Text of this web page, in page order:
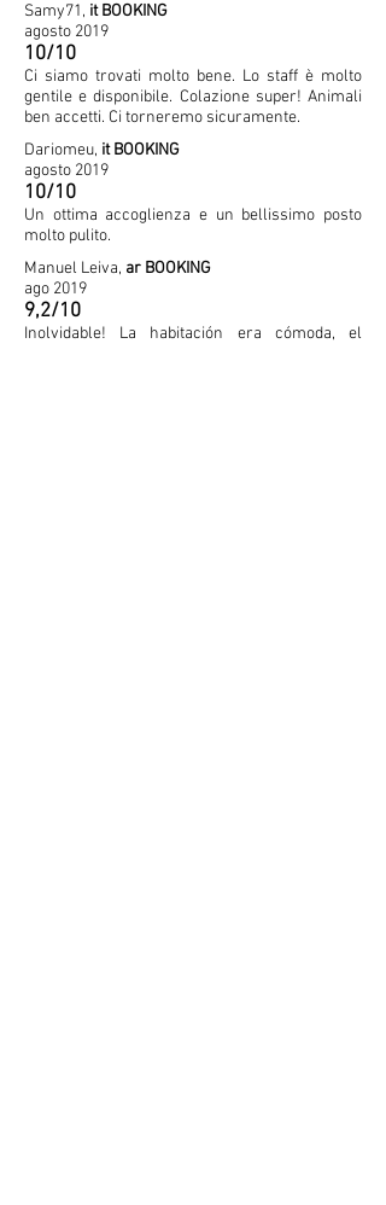
Samy71, it BOOKING
agosto 2019
10/10
Ci siamo trovati molto bene. Lo staff è molto
gentile e disponibile. Colazione super! Animali
ben accetti. Ci torneremo sicuramente.
Dariomeu, it BOOKING
agosto 2019
10/10
Un ottima accoglienza e un bellissimo posto
molto pulito.
Manuel Leiva, ar BOOKING
ago 2019
9,2/10
Inolvidable! La habitación era cómoda, el